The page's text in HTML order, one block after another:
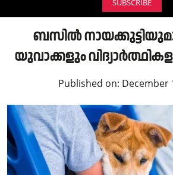
SUBSCRIBE
ബസില്‍
യുവാക്കളും
Published on: December